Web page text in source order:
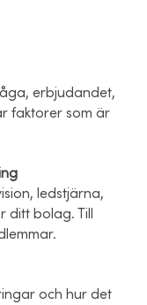
erbjudandet,
faktorer som är
ledstjärna,
bolag. Till
och hur det